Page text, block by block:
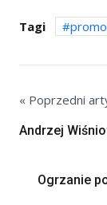
Tagi
« Poprzedni
Andrzej
Ogrzanie